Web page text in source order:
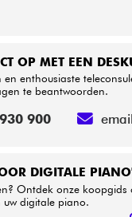
DIGITALE
Ontdek onze koopgids
uw digitale piano.
OP MET EEN
enthousiaste
te beantwoorden.
900 email